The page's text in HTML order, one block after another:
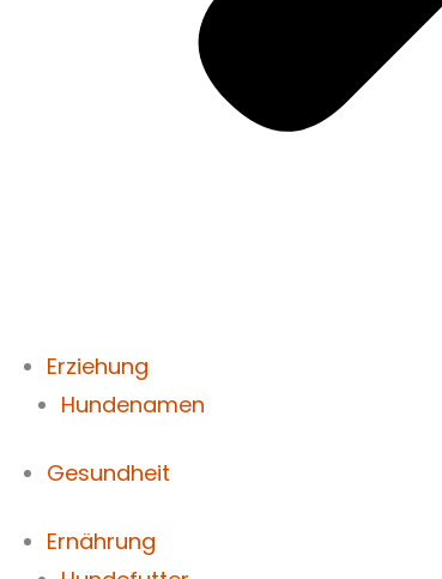
Erziehung
Hundenamen
Gesundheit
Ernährung